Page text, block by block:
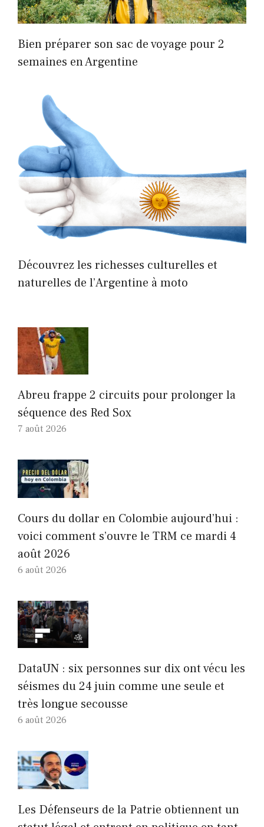
Bien préparer son sac de voyage pour 2
semaines en Argentine
Découvrez les richesses culturelles et
naturelles de l’Argentine à moto
Abreu frappe 2 circuits pour prolonger la
séquence des Red Sox
7 août 2026
Cours du dollar en Colombie aujourd’hui :
voici comment s’ouvre le TRM ce mardi 4
août 2026
6 août 2026
DataUN : six personnes sur dix ont vécu les
séismes du 24 juin comme une seule et
très longue secousse
6 août 2026
Les Défenseurs de la Patrie obtiennent un